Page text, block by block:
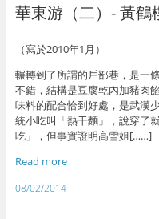
華東游（二）- 黃鶴
（寫於2010年1月）
輾轉到了所謂的戶部巷，是一
不錯，結構是豆腐乾內加豬肉
味料的配合恰到好處，是武漢
統小吃叫「熱干麵」，說穿了
吃」，但事實證明高雪姐[……]
Read more
08/02/2014